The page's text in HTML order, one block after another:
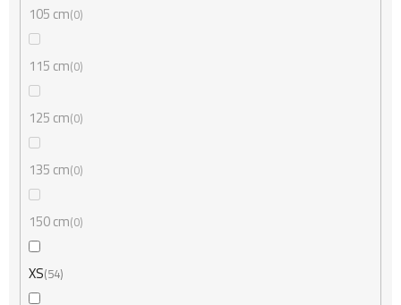
105 cm 0
115 cm 0
125 cm 0
135 cm 0
150 cm 0
XS 54